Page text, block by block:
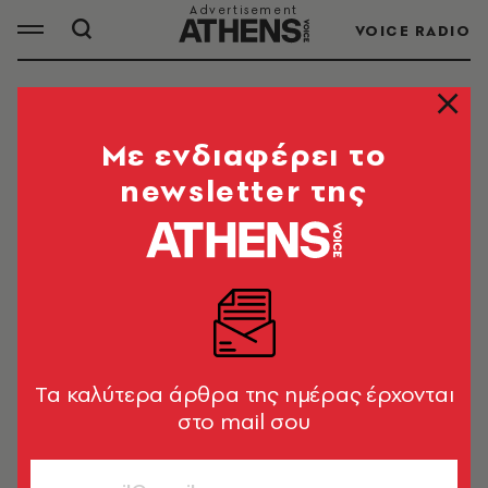
VOICE RADIO
ΒΙΑΣΜΟΙ
Βιασμός - θύματα βιασμών: Τελευταία νέα,
ειδήσεις, έκτακτη επικαιρότητα και όλα τα
σχετικά άρθρα από την ομάδα της Athens Voice
ΒΙΑΣΜΟΙ
Mε ενδιαφέρει το
newsletter της
Tα καλύτερα άρθρα της ημέρας έρχονται
στο mail σου